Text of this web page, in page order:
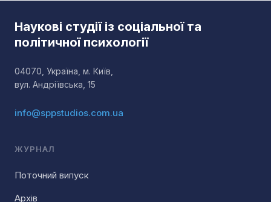
Наукові студії із соціальної та
політичної психології
04070, Україна, м. Київ,
вул. Андріївська, 15
info@sppstudios.com.ua
ЖУРНАЛ
Поточний випуск
Архів